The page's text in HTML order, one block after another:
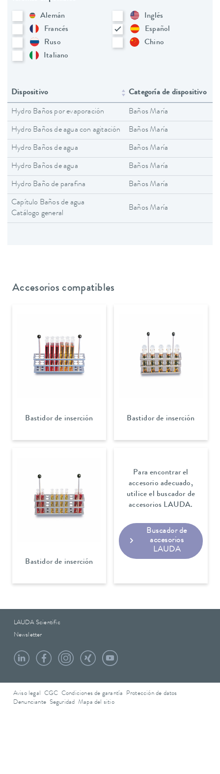
Alemán
Inglés
Francés
Español
Ruso
Chino
Italiano
Dispositivo Categoría de dispositivo
Hydro Baños por evaporación Baños María
Hydro Baños de agua con agitación Baños María
Hydro Baños de agua Baños María
Hydro Baños de agua Baños María
Hydro Baño de parafina Baños María
Capítulo Baños de agua
Catálogo general
Baños María
Accesorios compatibles
Bastidor de inserción Bastidor de inserción
Bastidor de inserción
Para encontrar el
accesorio adecuado,
utilice el buscador de
accesorios LAUDA.
Buscador de
accesorios
LAUDA
LAUDA Scientific
Newsletter
Aviso legal CGC Condiciones de garantía
Protección de datos
Denunciante Seguridad Mapa del sitio